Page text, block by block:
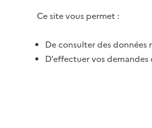
Ce site vous permet :
De consulter des données
D'effectuer vos